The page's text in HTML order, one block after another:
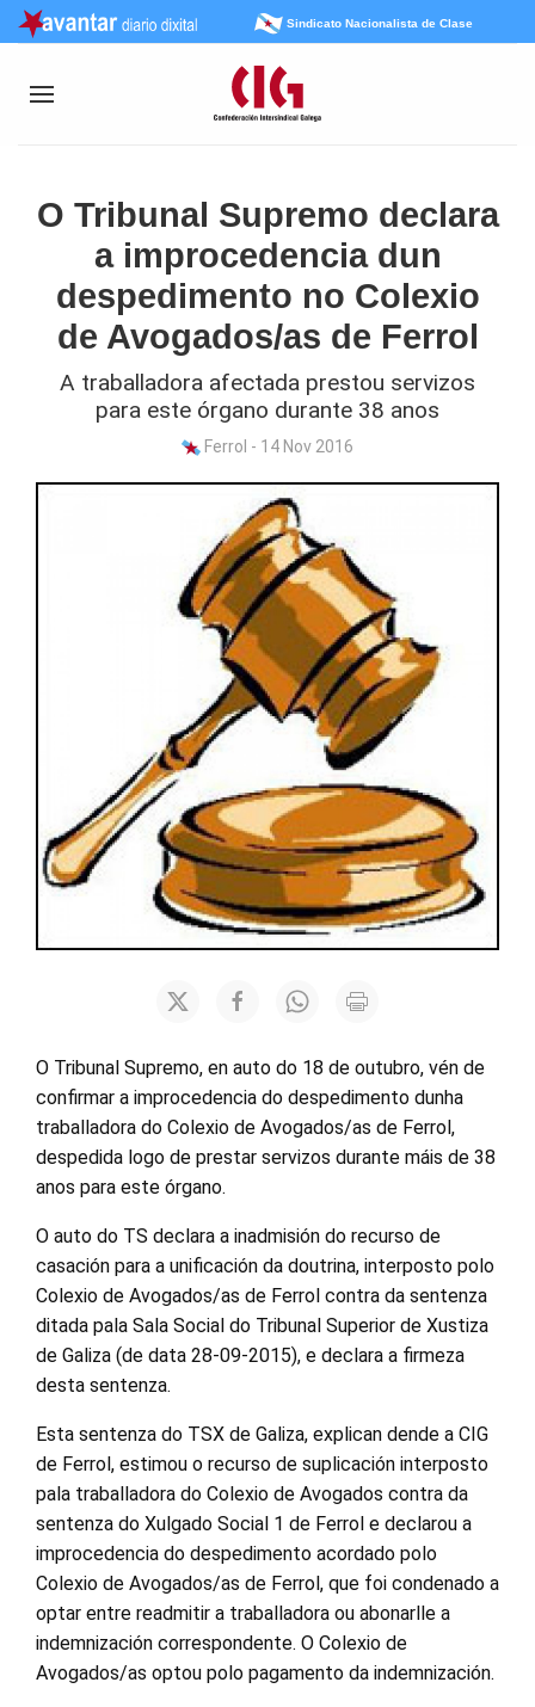
Sindicato Nacionalista de Clase
O Tribunal Supremo declara
a improcedencia dun
despedimento no Colexio
de Avogados/as de Ferrol
A traballadora afectada prestou servizos
para este órgano durante 38 anos
Ferrol - 14 Nov 2016
O Tribunal Supremo, en auto do 18 de outubro, vén de
confirmar a improcedencia do despedimento dunha
traballadora do Colexio de Avogados/as de Ferrol,
despedida logo de prestar servizos durante máis de 38
anos para este órgano.
O auto do TS declara a inadmisión do recurso de
casación para a unificación da doutrina, interposto polo
Colexio de Avogados/as de Ferrol contra da sentenza
ditada pala Sala Social do Tribunal Superior de Xustiza
de Galiza (de data 28-09-2015), e declara a firmeza
desta sentenza.
Esta sentenza do TSX de Galiza, explican dende a CIG
de Ferrol, estimou o recurso de suplicación interposto
pala traballadora do Colexio de Avogados contra da
sentenza do Xulgado Social 1 de Ferrol e declarou a
improcedencia do despedimento acordado polo
Colexio de Avogados/as de Ferrol, que foi condenado a
optar entre readmitir a traballadora ou abonarlle a
indemnización correspondente. O Colexio de
Avogados/as optou polo pagamento da indemnización.